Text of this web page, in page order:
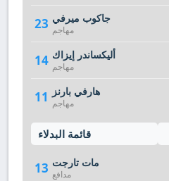
23 جاكوب ميرفي
مهاجم
14 أليكساندر إيزاك
مهاجم
11 هارفي بارنز
مهاجم
قائمة البدلاء
13 مات تارجت
مدافع